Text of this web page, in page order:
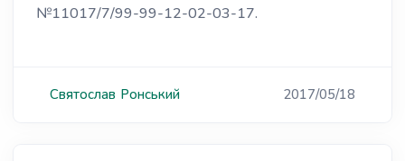
№11017/7/99-99-12-02-03-17.
Святослав Ронський 2017/05/18